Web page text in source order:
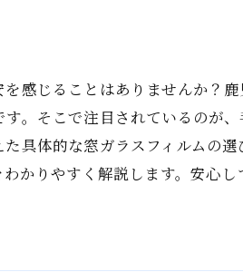
感じることはありませんか？
。そこで注目されているのが
具体的な窓ガラスフィルムの
かりやすく解説します。安心